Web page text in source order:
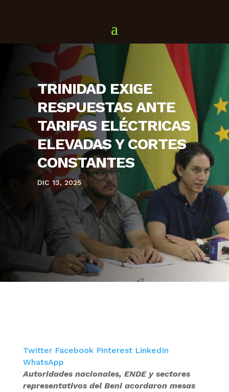
TRINIDAD EXIGE
RESPUESTAS ANTE
TARIFAS ELÉCTRICAS
ELEVADAS Y CORTES
CONSTANTES
DIC 13, 2025
Twitter Facebook Pinterest LinkedIn
WhatsApp
Autoridades nacionales, ENDE y sectores
representativos del Beni acordaron mesas